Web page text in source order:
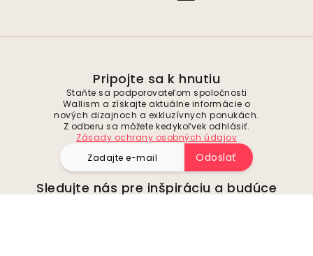
Pripojte sa k hnutiu
Staňte sa podporovateľom spoločnosti
Wallism a získajte aktuálne informácie o
nových dizajnoch a exkluzívnych ponukách.
Z odberu sa môžete kedykoľvek odhlásiť.
Zásady ochrany osobných údajov
Odoslať
Sledujte nás pre inšpiráciu a budúce